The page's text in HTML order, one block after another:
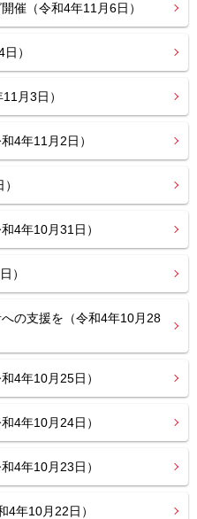
催（令和4年11月6日）
）
月3日）
4年11月2日）
4年10月31日）
）
の支援を（令和4年10月28
4年10月25日）
4年10月24日）
4年10月23日）
4年10月22日）